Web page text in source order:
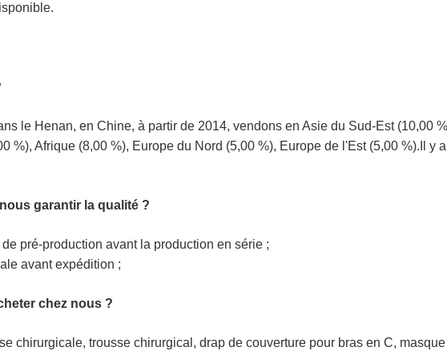
le Henan, en Chine, à partir de 2014, vendons en Asie du Sud-Est (10,00
%), Afrique (8,00 %), Europe du Nord (5,00 %), Europe de l'Est (5,00 %).Il y
garantir la qualité ?
pré-production avant la production en série ;
avant expédition ;
chez nous ?
chirurgicale, trousse chirurgical, drap de couverture pour bras en C,